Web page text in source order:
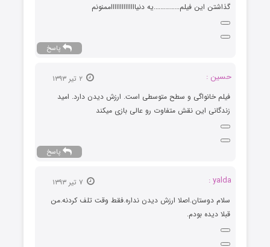
گذاشتن این فیلم…………….یه دنیااااااااااااااممنونم
پاسخ
حسین :
فیلم خانواگی و سطح متوسطی است. ارزش دیدن دارد. امید
زندگانی این نقش متفاوت رو عالی بازی میکند
پاسخ
yalda :
سلام دوستان.اصلا ارزش دیدن نداره.فقط وقت تلف کردنه.من
قبلا دیده بودم.